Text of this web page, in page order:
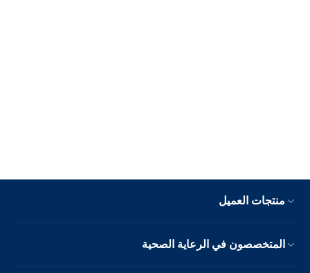
منتجات العميل
المتخصصون في الرعاية الصحية